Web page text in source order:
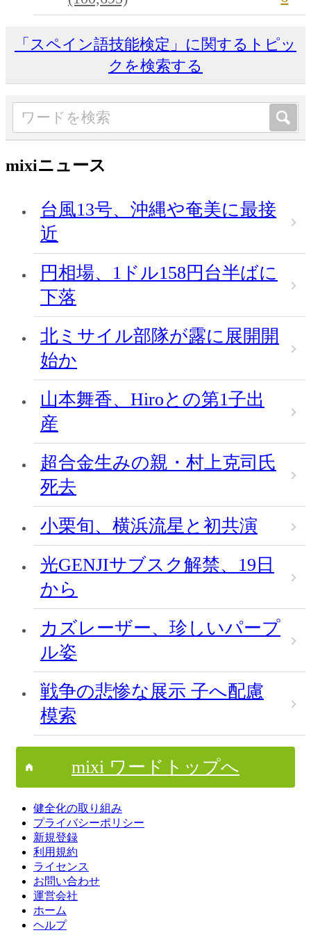
「スペイン語技能検定」に関するトピッ
クを検索する
mixiニュース
台風13号、沖縄や奄美に最接
近
円相場、1ドル158円台半ばに
下落
北ミサイル部隊が露に展開開
始か
山本舞香、Hiroとの第1子出
産
超合金生みの親・村上克司氏
死去
小栗旬、横浜流星と初共演
光GENJIサブスク解禁、19日
から
カズレーザー、珍しいパープ
ル姿
戦争の悲惨な展示 子へ配慮
模索
mixi ワードトップへ
健全化の取り組み
プライバシーポリシー
新規登録
利用規約
ライセンス
お問い合わせ
運営会社
ホーム
ヘルプ